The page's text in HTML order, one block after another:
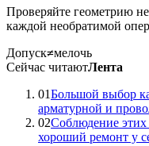
Проверяйте геометрию
каждой необратимой
Допуск≠мелочь
Сейчас читаютЛента
01Большой выбор
арматурной и
02Соблюдение этих
хороший ремонт у